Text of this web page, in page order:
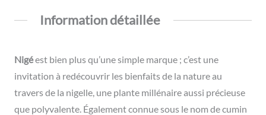
Information détaillée
Nigéest bien plus qu’une simple marque ; c’est une
invitation à redécouvrir les bienfaits de la nature au
travers de la nigelle, une plante millénaire aussi précieuse
que polyvalente. Également connue sous le nom de cumin